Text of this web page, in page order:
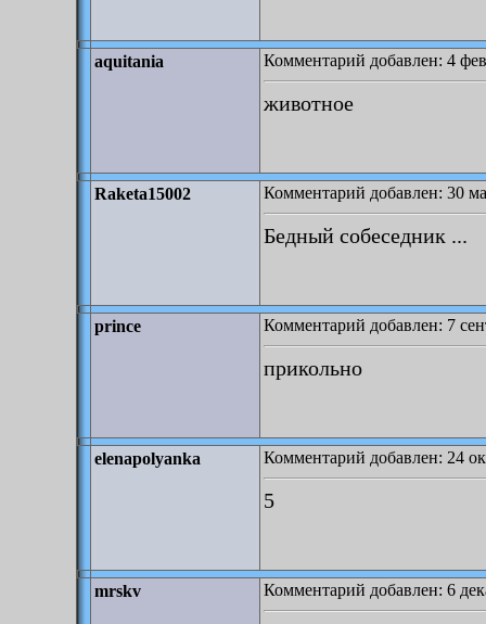
aquitania Комментарий добавлен: 4
животное
Raketa15002 Комментарий добавлен: 30
Бедный собеседник ...
prince Комментарий добавлен: 7
прикольно
elenapolyanka Комментарий добавлен: 24
5
mrskv Комментарий добавлен: 6